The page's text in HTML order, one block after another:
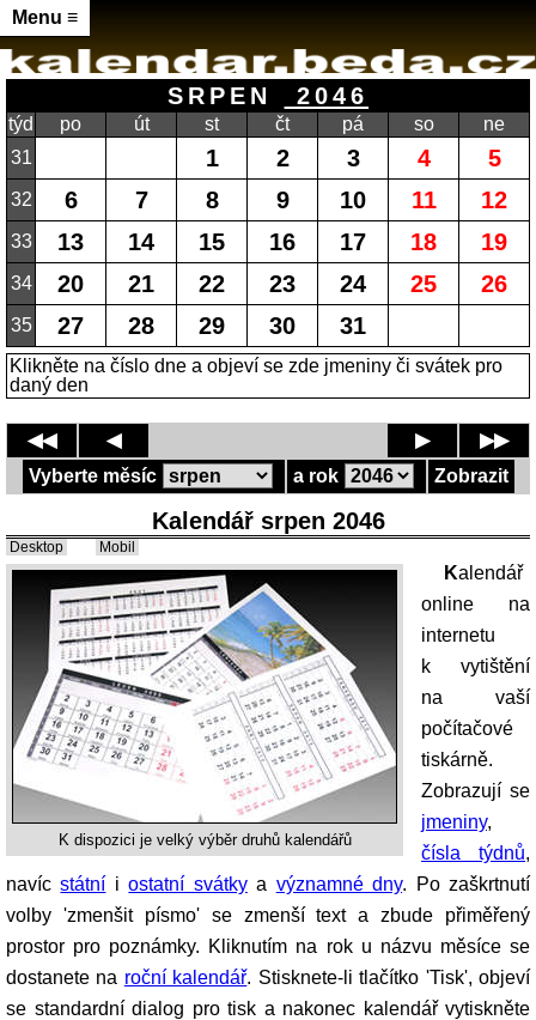
Menu ≡
SRPEN 2046
týd po út st čt pá so
ne
31
1 2 3 4 5
32 6 7 8 9 10 11 12
33 13 14 15 16 17 18 19
34 20 21 22 23 24 25 26
35 27 28 29 30 31
Klikněte na číslo dne a objeví se zde jmeniny či svátek pro
daný den
Vyberte měsíc a rok Zobrazit
◀◀ ◀ ▶ ▶▶
Kalendář srpen 2046
Desktop Mobil
K dispozici je velký výběr druhů kalendářů
Kalendář
online na
internetu
k vytištění
na vaší
počítačové
tiskárně.
Zobrazují se
jmeniny,
čísla týdnů,
navícstátní iostatní svátkya významné dny. Po zaškrtnutí
volby 'zmenšit písmo' se zmenší text a zbude přiměřený
prostor pro poznámky. Kliknutím na rok u názvu měsíce se
dostanete na roční kalendář. Stisknete-li tlačítko 'Tisk', objeví
se standardní dialog pro tisk a nakonec kalendář vytiskněte